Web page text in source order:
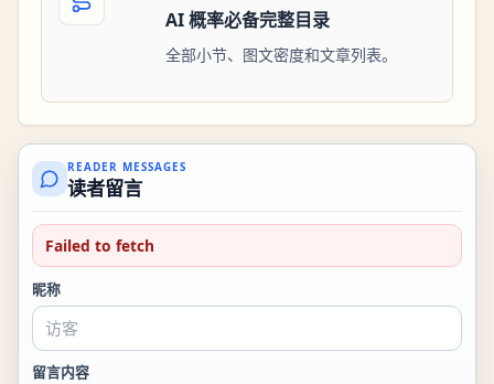
AI 概率必备完整目录
全部小节、图文密度和文章列表。
READER MESSAGES
读者留言
Failed to fetch
昵称
留言内容